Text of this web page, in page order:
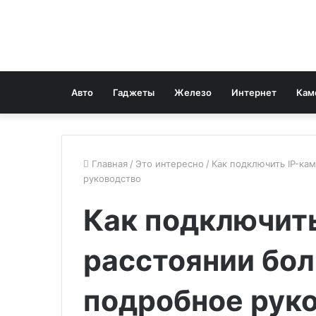
Авто Гаджеты Железо Интернет
Главная / Это интересно / Как подключить IP-
руководство
Как
расстоянии
подробное